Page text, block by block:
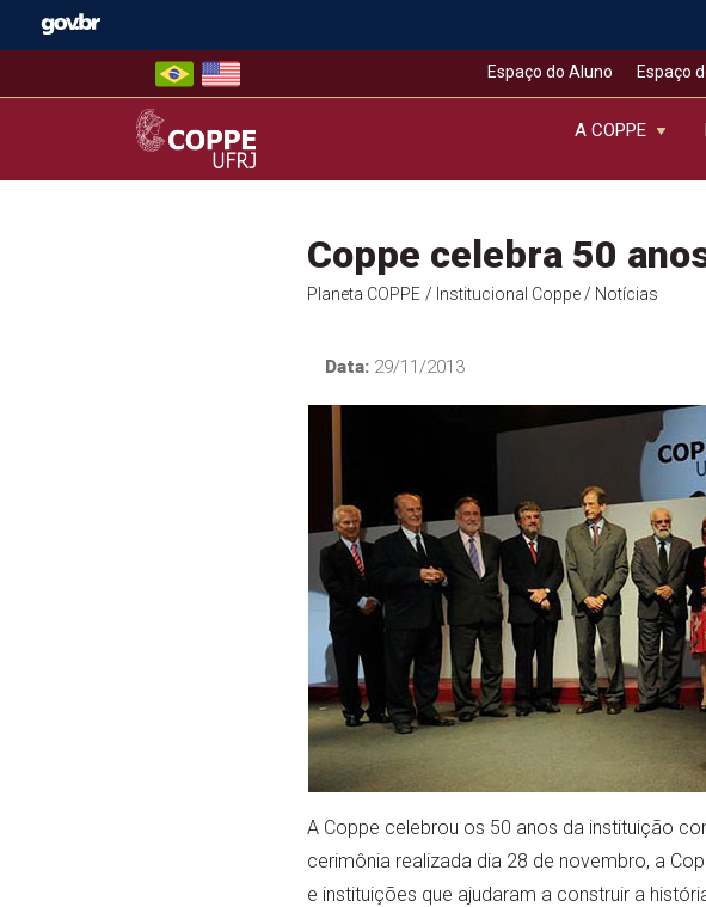
Espaço do Aluno Espaço
COPPE – UFRJ
A COPPE
Coppe celebra 50
Planeta COPPE / Institucional Coppe/ Notícias
Data:29/11/2013
A Coppe celebrou os 50 anos da instituição
cerimônia realizada dia 28 de novembro, a
e instituições que ajudaram a construir a